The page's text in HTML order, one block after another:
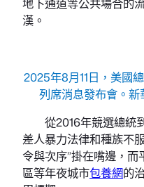
地下通道等公共場合的
漢。
2025年8月11日，美國
列席消息發布會。新
從2016年競選總統
差人暴力法律和種族不
令與次序”掛在嘴邊，
區等年夜城市包養網的